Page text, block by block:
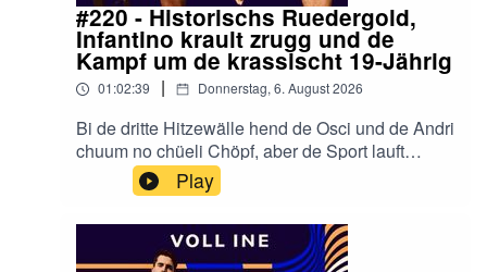
#220 - Historischs Ruedergold,
Infantino krault zrugg und de
Kampf um de krassischt 19-Jährig
01:02:39 | Donnerstag, 6. August 2026
Bi de dritte Hitzewälle hend de Osci und de Andri
chuum no chüeli Chöpf, aber de Sport lauft
trotzdem heiss. Zerscht gaht's a d'Ruder-EM
z'Varese. Zum erschte Mal überhaupt hät es
Schwiizer Frauegrossboot Gold gholt, de Vierer
mit Nina, Lisa, Flavia und Celia, und das no am
1. Auguscht. Mir redet über de Rennverlauf,
Play